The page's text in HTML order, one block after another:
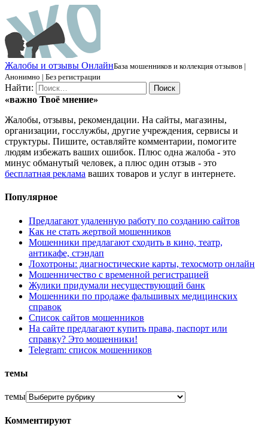
Жалобы и отзывы ОнлайнБаза мошенников и коллекция отзывов |
Анонимно | Без регистрации
Найти:
«важно Твоё мнение»
Жалобы, отзывы, рекомендации. На сайты, магазины,
организации, госслужбы, другие учреждения, сервисы и
структуры. Пишите, оставляйте комментарии, помогите
людям избежать ваших ошибок. Плюс одна жалоба - это
минус обманутый человек, а плюс один отзыв - это
бесплатная реклама ваших товаров и услуг в интернете.
Популярное
Предлагают удаленную работу по созданию сайтов
Как не стать жертвой мошенников
Мошенники предлагают сходить в кино, театр,
антикафе, стэндап
Лохотроны: диагностические карты, техосмотр онлайн
Мошенничество с временной регистрацией
Жулики придумали несуществующий банк
Мошенники по продаже фальшивых медицинских
справок
Список сайтов мошенников
На сайте предлагают купить права, паспорт или
справку? Это мошенники!
Telegram: список мошенников
темы
темы
Комментируют